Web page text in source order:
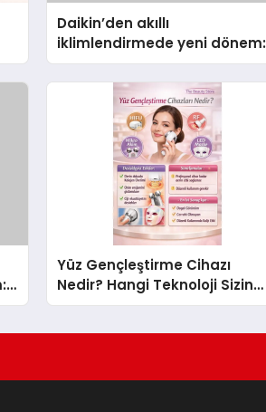
Daikin’den akıllı
iklimlendirmede yeni dönem:
Madoka Plus Türkiye’de
Yüz Gençleştirme Cihazı
Nedir? Hangi Teknoloji Sizin
İçin Daha Uygun?